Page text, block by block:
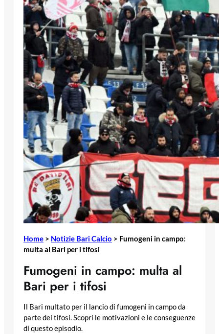
Home > Notizie Bari Calcio > Fumogeni in campo:
multa al Bari per i tifosi
Fumogeni in campo: multa al
Bari per i tifosi
Il Bari multato per il lancio di fumogeni in campo da
parte dei tifosi. Scopri le motivazioni e le conseguenze
di questo episodio.